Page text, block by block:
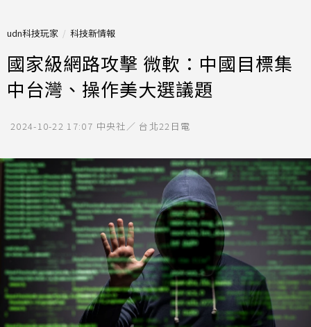
udn科技玩家 科技新情報
國家級網路攻擊 微軟：中國目標集
中台灣、操作美大選議題
2024-10-22 17:07 中央社／ 台北22日電